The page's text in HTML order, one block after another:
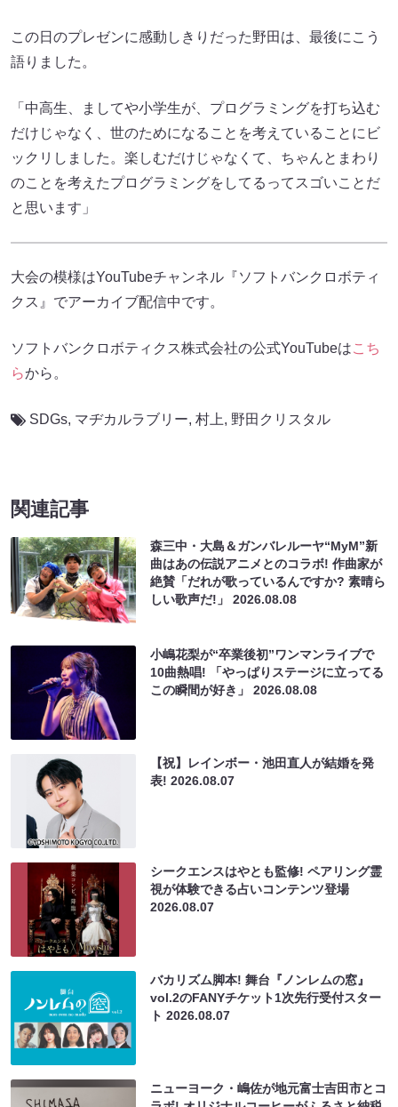
この日のプレゼンに感動しきりだった野田は、最後にこう
語りました。
「中高生、ましてや小学生が、プログラミングを打ち込む
だけじゃなく、世のためになることを考えていることにビ
ックリしました。楽しむだけじゃなくて、ちゃんとまわり
のことを考えたプログラミングをしてるってスゴいことだ
と思います」
大会の模様はYouTubeチャンネル『ソフトバンクロボティ
クス』でアーカイブ配信中です。
ソフトバンクロボティクス株式会社の公式YouTubeはこち
らから。
SDGs, マヂカルラブリー, 村上, 野田クリスタル
関連記事
森三中・大島＆ガンバレルーヤ“MyM”新
曲はあの伝説アニメとのコラボ! 作曲家が
絶賛「だれが歌っているんですか? 素晴ら
しい歌声だ!」2026.08.08
小嶋花梨が“卒業後初”ワンマンライブで
10曲熱唱! 「やっぱりステージに立ってる
この瞬間が好き」2026.08.08
【祝】レインボー・池田直人が結婚を発
表!2026.08.07
シークエンスはやとも監修! ペアリング霊
視が体験できる占いコンテンツ登場
2026.08.07
バカリズム脚本! 舞台『ノンレムの窓』
vol.2のFANYチケット1次先行受付スター
ト2026.08.07
ニューヨーク・嶋佐が地元富士吉田市とコ